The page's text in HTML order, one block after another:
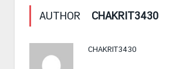
AUTHOR CHAKRIT3430
CHAKRIT3430